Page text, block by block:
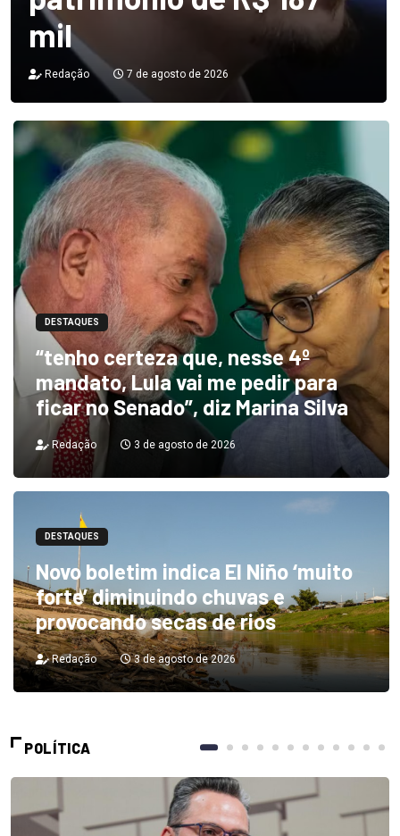
mil
Redação 7 de agosto de 2026
DESTAQUES
“tenho certeza que, nesse 4º
mandato, Lula vai me pedir para
ficar no Senado”, diz Marina Silva
Redação 3 de agosto de 2026
DESTAQUES
Novo boletim indica El Niño ‘muito
forte’ diminuindo chuvas e
provocando secas de rios
Redação 3 de agosto de 2026
POLÍTICA